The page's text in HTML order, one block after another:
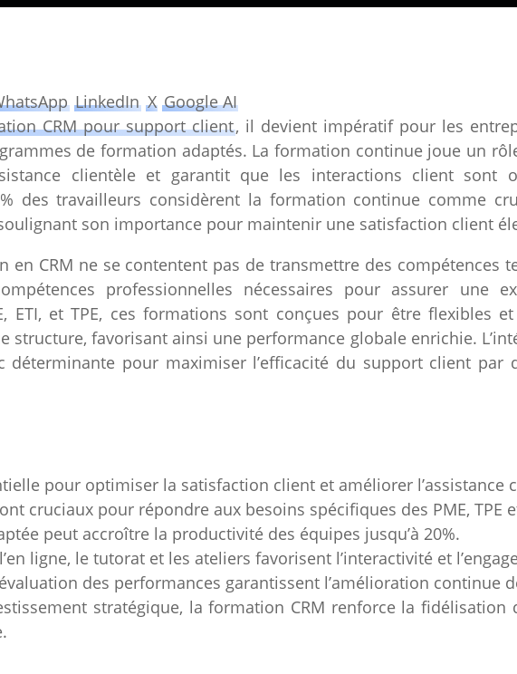
LinkedIn X Google AI
CRM pour support client, il devient impératif pour les
de formation adaptés. La formation continue joue un
clientèle et garantit que les interactions client sont
des travailleurs considèrent la formation continue comme
son importance pour maintenir une satisfaction client
en CRM ne se contentent pas de transmettre des compétences
professionnelles nécessaires pour assurer une
ETI, et TPE, ces formations sont conçues pour être flexibles
structure, favorisant ainsi une performance globale enrichie.
déterminante pour maximiser l’efficacité du support client par
pour optimiser la satisfaction client et améliorer l’assistance
cruciaux pour répondre aux besoins spécifiques des PME, TPE
peut accroître la productivité des équipes jusqu’à 20%.
ligne, le tutorat et les ateliers favorisent l’interactivité et
des performances garantissent l’amélioration continue
stratégique, la formation CRM renforce la fidélisation